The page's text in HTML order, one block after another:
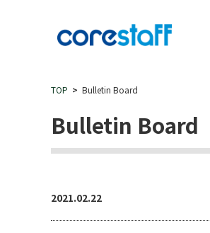
TOP Bulletin Board
Bulletin Board
2021.02.22